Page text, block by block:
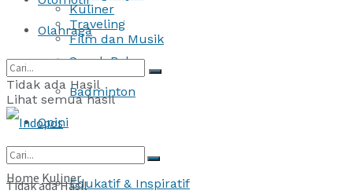
Olahraga
Sepak Bola
Badminton
Opini
Edukatif & Inspiratif
Kuliner
Traveling
Film dan Musik
Tidak ada Hasil
Lihat semua hasil
Tidak ada Hasil
Home Kuliner